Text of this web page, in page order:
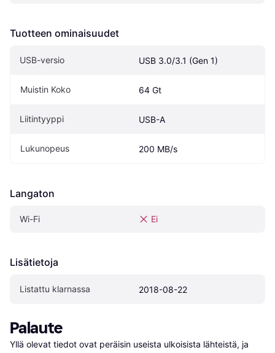
Tuotteen ominaisuudet
USB-versio USB 3.0/3.1 (Gen 1)
Muistin Koko 64 Gt
Liitintyyppi USB-A
Lukunopeus 200 MB/s
Langaton
Wi-Fi Ei
Lisätietoja
Listattu klarnassa 2018-08-22
Palaute
Yllä olevat tiedot ovat peräisin useista ulkoisista lähteistä, ja